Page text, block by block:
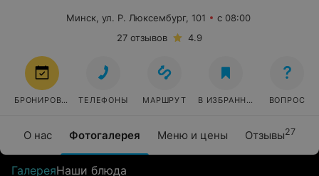
О нас Фотогалерея Меню и цены Отзывы27
Минск, ул. Р. Люксембург, 101
с 08:00
27 отзывов
4.9
БРОНИРОВАТЬ ТЕЛЕФОНЫ МАРШРУТ В ИЗБРАННОЕ ВОПРОС
ГалереяНаши блюда